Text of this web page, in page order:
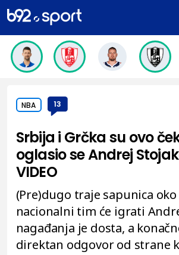
NBA 13
Srbija i Grčka su ovo
oglasio se Andrej
VIDEO
(Pre)dugo traje sapunica
nacionalni tim će igrati
nagađanja je dosta, a
direktan odgovor od strane